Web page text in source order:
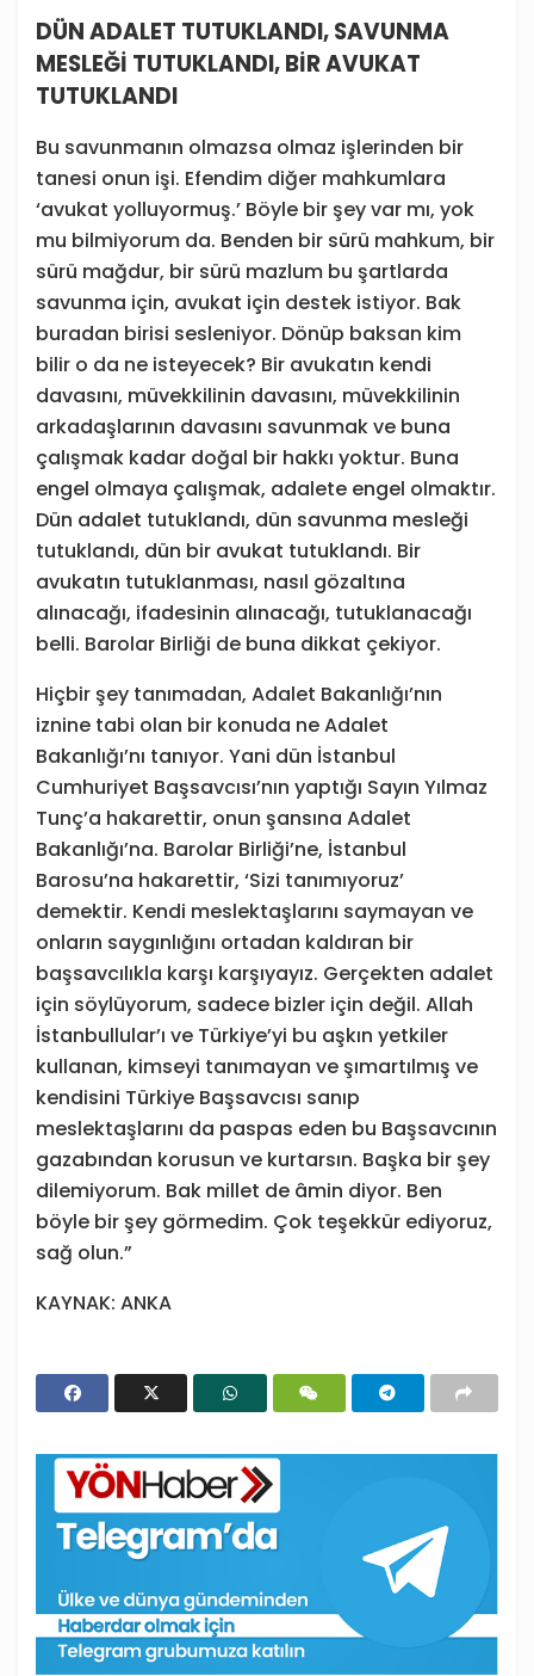
DÜN ADALET TUTUKLANDI, SAVUNMA
MESLEĞİ TUTUKLANDI, BİR AVUKAT
TUTUKLANDI
Bu savunmanın olmazsa olmaz işlerinden bir
tanesi onun işi. Efendim diğer mahkumlara
‘avukat yolluyormuş.’ Böyle bir şey var mı, yok
mu bilmiyorum da. Benden bir sürü mahkum, bir
sürü mağdur, bir sürü mazlum bu şartlarda
savunma için, avukat için destek istiyor. Bak
buradan birisi sesleniyor. Dönüp baksan kim
bilir o da ne isteyecek? Bir avukatın kendi
davasını, müvekkilinin davasını, müvekkilinin
arkadaşlarının davasını savunmak ve buna
çalışmak kadar doğal bir hakkı yoktur. Buna
engel olmaya çalışmak, adalete engel olmaktır.
Dün adalet tutuklandı, dün savunma mesleği
tutuklandı, dün bir avukat tutuklandı. Bir
avukatın tutuklanması, nasıl gözaltına
alınacağı, ifadesinin alınacağı, tutuklanacağı
belli. Barolar Birliği de buna dikkat çekiyor.
Hiçbir şey tanımadan, Adalet Bakanlığı’nın
iznine tabi olan bir konuda ne Adalet
Bakanlığı’nı tanıyor. Yani dün İstanbul
Cumhuriyet Başsavcısı’nın yaptığı Sayın Yılmaz
Tunç’a hakarettir, onun şansına Adalet
Bakanlığı’na. Barolar Birliği’ne, İstanbul
Barosu’na hakarettir, ‘Sizi tanımıyoruz’
demektir. Kendi meslektaşlarını saymayan ve
onların saygınlığını ortadan kaldıran bir
başsavcılıkla karşı karşıyayız. Gerçekten adalet
için söylüyorum, sadece bizler için değil. Allah
İstanbullular’ı ve Türkiye’yi bu aşkın yetkiler
kullanan, kimseyi tanımayan ve şımartılmış ve
kendisini Türkiye Başsavcısı sanıp
meslektaşlarını da paspas eden bu Başsavcının
gazabından korusun ve kurtarsın. Başka bir şey
dilemiyorum. Bak millet de âmin diyor. Ben
böyle bir şey görmedim. Çok teşekkür ediyoruz,
sağ olun.”
KAYNAK: ANKA